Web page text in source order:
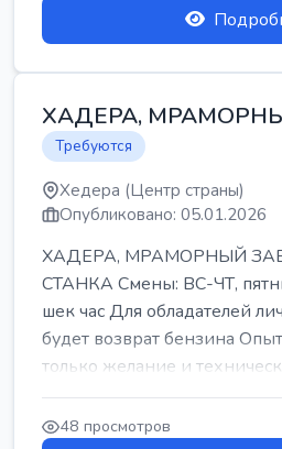
ХАДЕРА,
Требуются
Хедера (Центр страны)
Опубликовано: 05.01.2026
ХАДЕРА, МРАМОРНЫЙ
СТАНКА Смены: ВС-ЧТ,
шек час Для обладателей
будет возврат бензина
только желание и
48 просмотров